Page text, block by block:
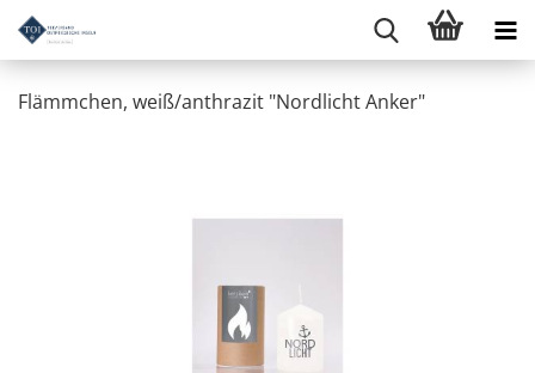
Flämmchen, weiß/anthrazit "Nordlicht Anker"